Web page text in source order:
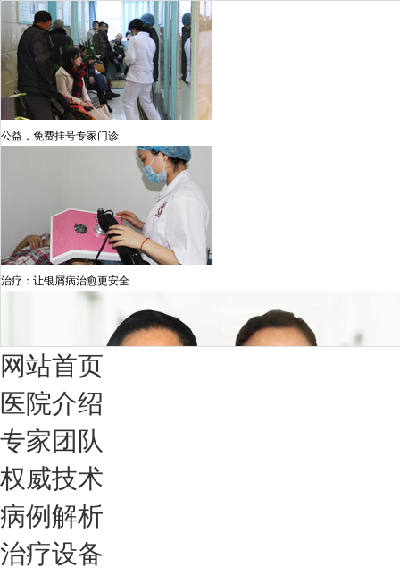
公益，免费挂号专家门诊
治疗：让银屑病治愈更安全
我们只治银屑病，我们在成都坐诊
网站首页
医院介绍
专家团队
权威技术
病例解析
治疗设备